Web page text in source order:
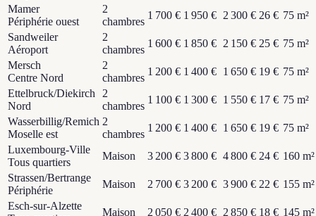
Mamer
Périphérie ouest
2
chambres
1 700 € 1 950 € 2 300 € 26 € 75 m²
Sandweiler
Aéroport
2
chambres
1 600 € 1 850 € 2 150 € 25 € 75 m²
Mersch
Centre Nord
2
chambres
1 200 € 1 400 € 1 650 € 19 € 75 m²
Ettelbruck/Diekirch
Nord
2
chambres
1 100 € 1 300 € 1 550 € 17 € 75 m²
Wasserbillig/Remich
Moselle est
2
chambres
1 200 € 1 400 € 1 650 € 19 € 75 m²
Luxembourg-Ville
Tous quartiers
Maison 3 200 € 3 800 € 4 800 € 24 € 160 m²
Strassen/Bertrange
Périphérie
Maison 2 700 € 3 200 € 3 900 € 22 € 155 m²
Esch-sur-Alzette
Maison 2 050 € 2 400 € 2 850 € 18 € 145 m²